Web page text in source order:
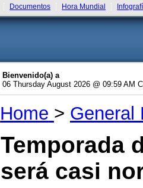
Documentos Hora Mundial
Bienvenido(a) a
06 Thursday August 2026 @ 09:59 AM
Home > General
Temporada
será casi